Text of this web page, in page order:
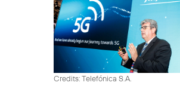
Credits: Telefónica S.A.